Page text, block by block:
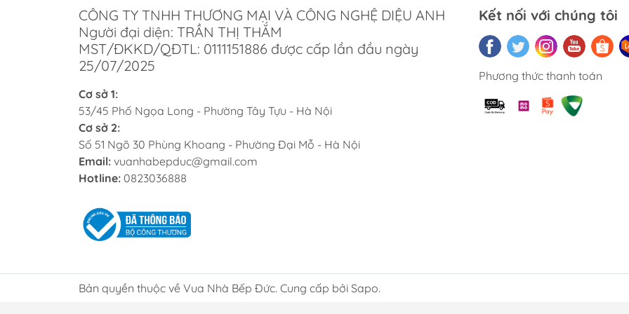
CÔNG TY TNHH THƯƠNG MẠI VÀ CÔNG NGHỆ DIỆU ANH
Người đại diện: TRẦN THỊ THẮM
MST/ĐKKD/QĐTL: 0111151886 được cấp lần đầu ngày
25/07/2025
Cơ sở 1:
53/45 Phố Ngọa Long - Phường Tây Tựu - Hà Nội
Cơ sở 2:
Số 51 Ngõ 30 Phùng Khoang - Phường Đại Mỗ - Hà Nội
Email: vuanhabepduc@gmail.com
Hotline: 0823036888
Kết nối với chúng tôi
Phương thức thanh toán
Bản quyền thuộc về Vua Nhà Bếp Đức. Cung cấp bởi Sapo.